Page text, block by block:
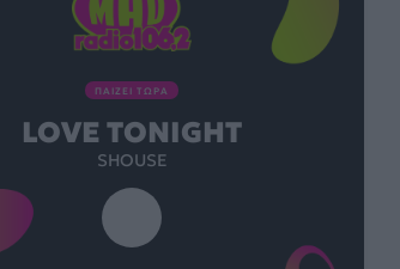
ΠΑΙΖΕΙ ΤΩΡΑ
LOVE TONIGHT
SHOUSE